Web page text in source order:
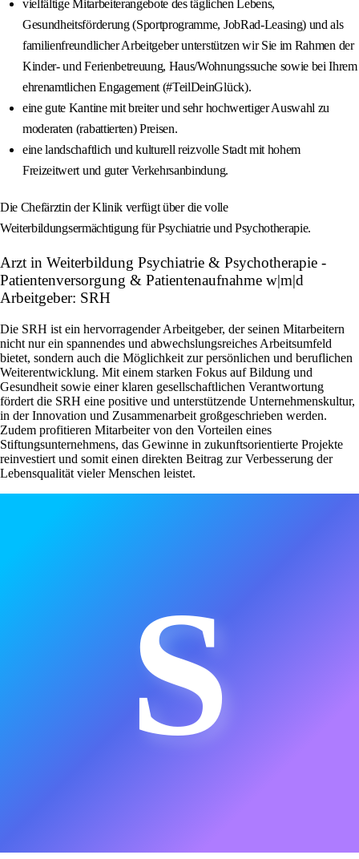
vielfältige Mitarbeiterangebote des täglichen Lebens,
Gesundheitsförderung (Sportprogramme, JobRad-Leasing) und als
familienfreundlicher Arbeitgeber unterstützen wir Sie im Rahmen der
Kinder- und Ferienbetreuung, Haus/Wohnungssuche sowie bei Ihrem
ehrenamtlichen Engagement (#TeilDeinGlück).
eine gute Kantine mit breiter und sehr hochwertiger Auswahl zu
moderaten (rabattierten) Preisen.
eine landschaftlich und kulturell reizvolle Stadt mit hohem
Freizeitwert und guter Verkehrsanbindung.
Die Chefärztin der Klinik verfügt über die volle
Weiterbildungsermächtigung für Psychiatrie und Psychotherapie.
Arzt in Weiterbildung Psychiatrie & Psychotherapie -
Patientenversorgung & Patientenaufnahme w|m|d
Arbeitgeber: SRH
Die SRH ist ein hervorragender Arbeitgeber, der seinen Mitarbeitern
nicht nur ein spannendes und abwechslungsreiches Arbeitsumfeld
bietet, sondern auch die Möglichkeit zur persönlichen und beruflichen
Weiterentwicklung. Mit einem starken Fokus auf Bildung und
Gesundheit sowie einer klaren gesellschaftlichen Verantwortung
fördert die SRH eine positive und unterstützende Unternehmenskultur,
in der Innovation und Zusammenarbeit großgeschrieben werden.
Zudem profitieren Mitarbeiter von den Vorteilen eines
Stiftungsunternehmens, das Gewinne in zukunftsorientierte Projekte
reinvestiert und somit einen direkten Beitrag zur Verbesserung der
Lebensqualität vieler Menschen leistet.
S